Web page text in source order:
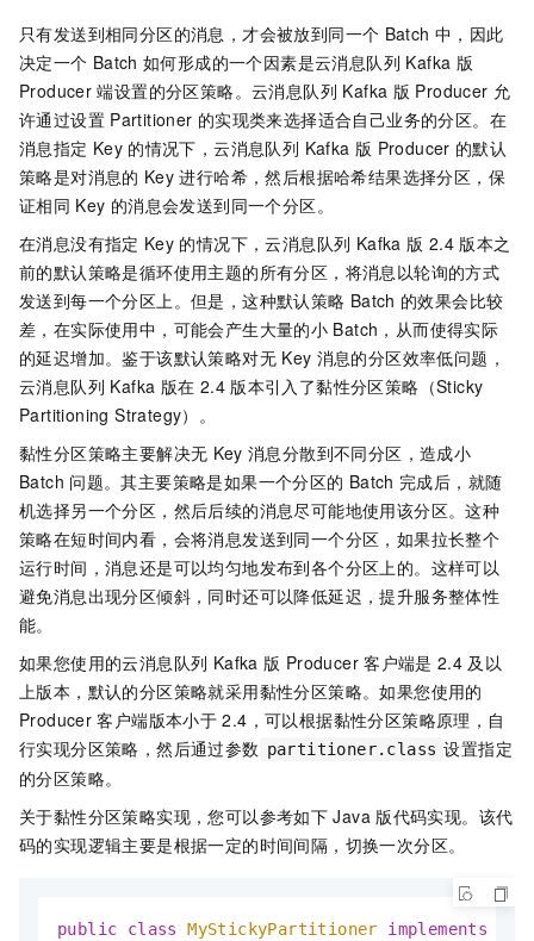
只有发送到相同分区的消息，才会被放到同一个 Batch 中，因此
决定一个 Batch 如何形成的一个因素是云消息队列 Kafka 版
Producer 端设置的分区策略。 云消息队列 Kafka 版 Producer 允
许通过设置 Partitioner 的实现类来选择适合自己业务的分区。在
消息指定 Key 的情况下，云消息队列 Kafka 版 Producer 的默认
策略是对消息的 Key 进行哈希，然后根据哈希结果选择分区，保
证相同 Key 的消息会发送到同一个分区。
在消息没有指定 Key 的情况下，云消息队列 Kafka 版 2.4 版本之
前的默认策略是循环使用主题的所有分区，将消息以轮询的方式
发送到每一个分区上。但是，这种默认策略 Batch 的效果会比较
差，在实际使用中，可能会产生大量的小 Batch，从而使得实际
的延迟增加。鉴于该默认策略对无 Key 消息的分区效率低问题，
云消息队列 Kafka 版在 2.4 版本引入了黏性分区策略（Sticky
Partitioning Strategy）。
黏性分区策略主要解决无 Key 消息分散到不同分区，造成小
Batch 问题。其主要策略是如果一个分区的 Batch 完成后，就随
机选择另一个分区，然后后续的消息尽可能地使用该分区。这种
策略在短时间内看，会将消息发送到同一个分区，如果拉长整个
运行时间，消息还是可以均匀地发布到各个分区上的。这样可以
避免消息出现分区倾斜，同时还可以降低延迟，提升服务整体性
能。
如果您使用的云消息队列 Kafka 版 Producer 客户端是 2.4 及以
上版本，默认的分区策略就采用黏性分区策略。如果您使用的
Producer 客户端版本小于 2.4，可以根据黏性分区策略原理，自
行实现分区策略，然后通过参数 partitioner.class 设置指定
的分区策略。
关于黏性分区策略实现，您可以参考如下 Java 版代码实现。该代
码的实现逻辑主要是根据一定的时间间隔，切换一次分区。
public class MyStickyPartitioner implements